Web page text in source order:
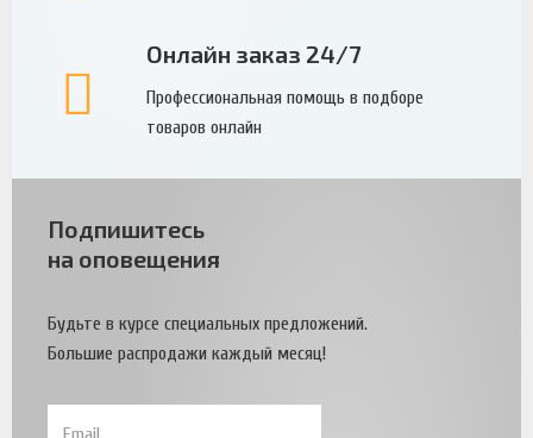
Онлайн заказ 24/7
Профессиональная помощь в подборе
товаров онлайн
Подпишитесь
на оповещения
Будьте в курсе специальных предложений.
Большие распродажи каждый месяц!